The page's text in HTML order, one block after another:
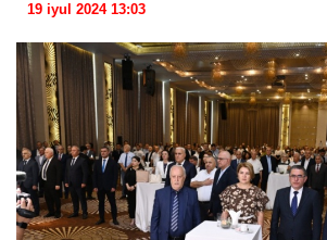
19 iyul 2024 13:03